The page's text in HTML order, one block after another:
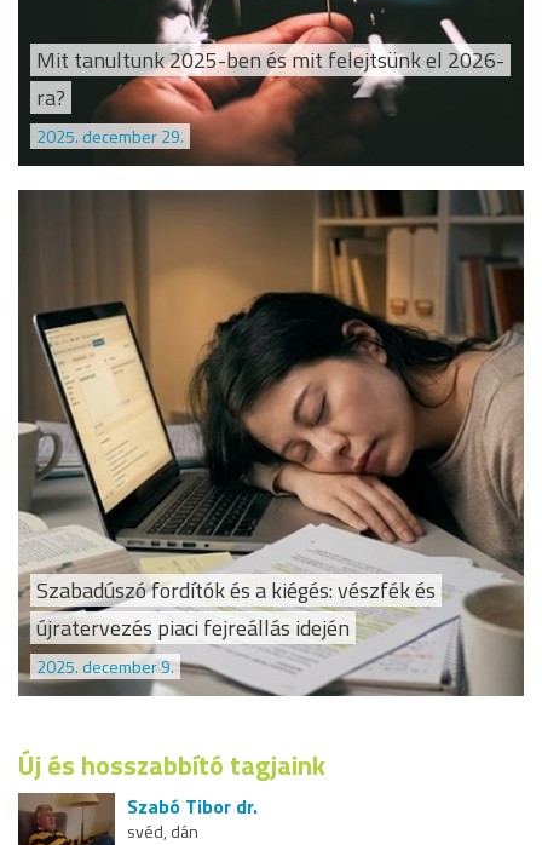
Mit tanultunk 2025-ben és mit felejtsünk el 2026-
ra?
2025. december 29.
Szabadúszó fordítók és a kiégés: vészfék és
újratervezés piaci fejreállás idején
2025. december 9.
Új és hosszabbító tagjaink
Szabó Tibor dr.
svéd, dán